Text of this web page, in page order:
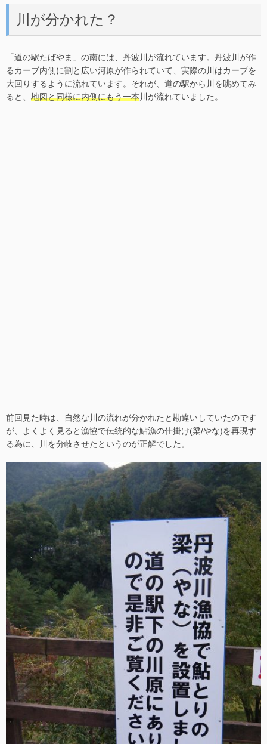
川が分かれた？
「道の駅たばやま」の南には、丹波川が流れています。丹波川が作
るカーブ内側に割と広い河原が作られていて、実際の川はカーブを
大回りするように流れています。それが、道の駅から川を眺めてみ
ると、 地図と同様に内側にもう一本川が流れていました。
前回見た時は、自然な川の流れが分かれたと勘違いしていたのです
が、よくよく見ると漁協で伝統的な鮎漁の仕掛け(梁/やな)を再現す
る為に、川を分岐させたというのが正解でした。